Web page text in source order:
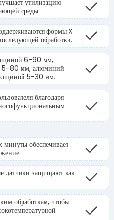
утилизацию
среды.
формы X
обработки.
6-90 мм,
5-80 мм, алюминий
5-30 мм.
благодаря
минуты обеспечивает
датчики защищают как
обработкам, чтобы